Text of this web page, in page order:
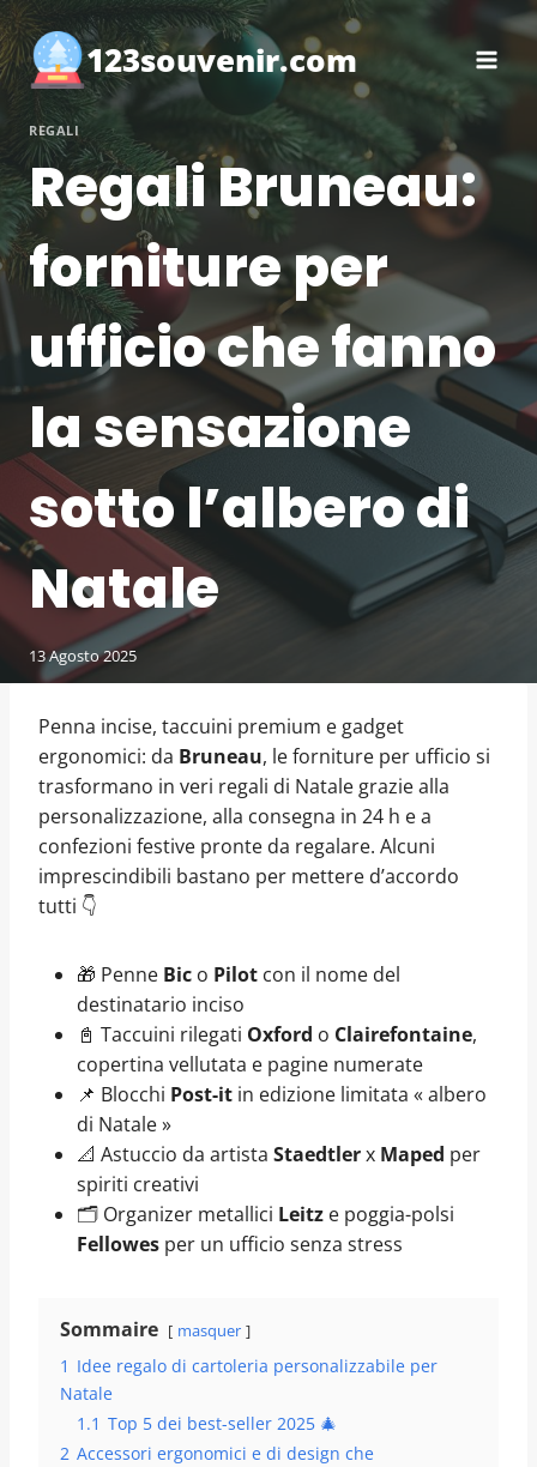
Salta
al
contenuto 123souvenir.com
REGALI
Regali Bruneau:
forniture per
ufficio che fanno
la sensazione
sotto l’albero di
Natale
13 Agosto 2025
Penna incise, taccuini premium e gadget
ergonomici: da Bruneau, le forniture per ufficio si
trasformano in veri regali di Natale grazie alla
personalizzazione, alla consegna in 24 h e a
confezioni festive pronte da regalare. Alcuni
imprescindibili bastano per mettere d’accordo
tutti 👇
🎁 Penne Bic o Pilot con il nome del
destinatario inciso
📓 Taccuini rilegati Oxford o Clairefontaine,
copertina vellutata e pagine numerate
📌 Blocchi Post-it in edizione limitata « albero
di Natale »
📐 Astuccio da artista Staedtlerx Maped per
spiriti creativi
🗂️ Organizer metallici Leitz e poggia-polsi
Fellowes per un ufficio senza stress
Sommaire masquer
1 Idee regalo di cartoleria personalizzabile per
Natale
1.1 Top 5 dei best-seller 2025 🎄
2 Accessori ergonomici e di design che